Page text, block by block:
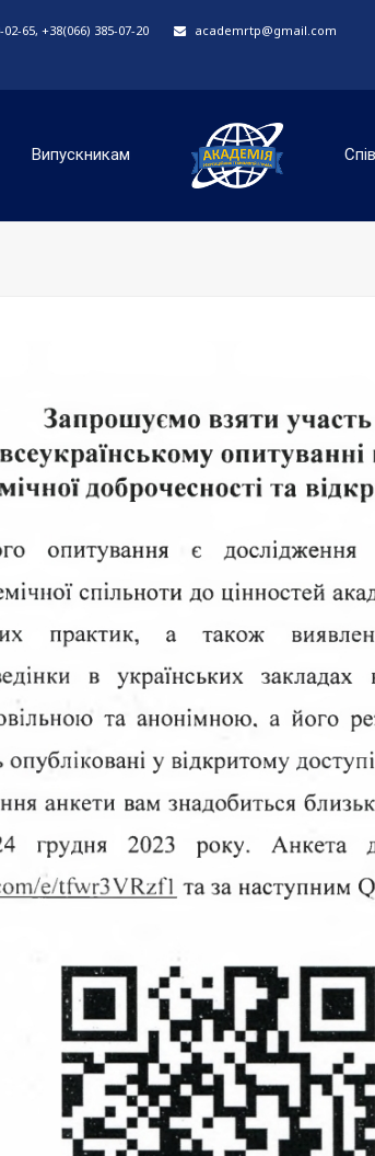
65, +38(066) 385-07-20 academrtp@gmail.com
Випускникам